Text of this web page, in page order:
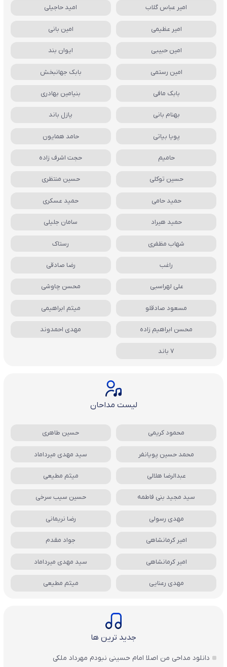
امیر عباس گلاب امید حاجیلی
امیر عظیمی امین بانی
امین حبیبی ایوان بند
امین رستمی بابک جهانبخش
بابک مافی بنیامین بهادری
بهنام بانی پازل باند
پویا بیاتی حامد همایون
حامیم حجت اشرف زاده
حسین توکلی حسین منتظری
حمید حامی حمید عسکری
حمید هیراد سامان جلیلی
شهاب مظفری رستاک
راغب رضا صادقی
علی لهراسبی محسن چاوشی
مسعود صادقلو میثم ابراهیمی
محسن ابراهیم زاده مهدی احمدوند
7 باند
لیست مداحان
محمود کریمی حسین طاهری
محمد حسین پویانفر سید مهدی میرداماد
عبدالرضا هلالی میثم مطیعی
سید مجید بنی فاطمه حسین سیب سرخی
مهدی رسولی رضا نریمانی
امیر کرمانشاهی جواد مقدم
امیر کرمانشاهی سید مهدی میرداماد
مهدی رعنایی میثم مطیعی
جدید ترین ها
دانلود مداحی من اصلا امام حسینی نبودم مهرداد ملکی